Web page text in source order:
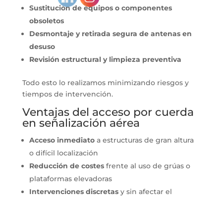
Sustitución de equipos o componentes
obsoletos
Desmontaje y retirada segura de antenas en
desuso
Revisión estructural y limpieza preventiva
Todo esto lo realizamos minimizando riesgos y
tiempos de intervención.
Ventajas del acceso por cuerda
en señalización aérea
Acceso inmediatoa estructuras de gran altura
o difícil localización
Reducción de costesfrente al uso de grúas o
plataformas elevadoras
Intervenciones discretasy sin afectar el